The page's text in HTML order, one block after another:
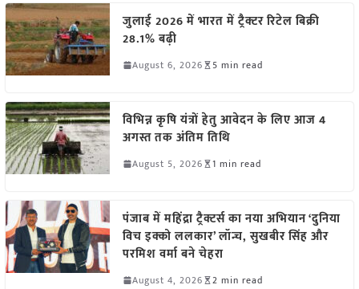
जुलाई 2026 में भारत में ट्रैक्टर रिटेल बिक्री
28.1% बढ़ी
August 6, 2026 5 min read
विभिन्न कृषि यंत्रों हेतु आवेदन के लिए आज 4
अगस्त तक अंतिम तिथि
August 5, 2026 1 min read
पंजाब में महिंद्रा ट्रैक्टर्स का नया अभियान ‘दुनिया
विच इक्को ललकार’ लॉन्च, सुखबीर सिंह और
परमिश वर्मा बने चेहरा
August 4, 2026 2 min read